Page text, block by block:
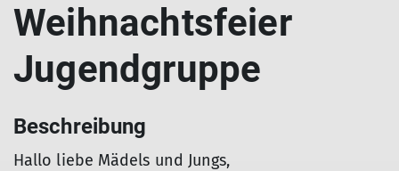
Weihnachtsfeier
Jugendgruppe
Beschreibung
Hallo liebe Mädels und Jungs,